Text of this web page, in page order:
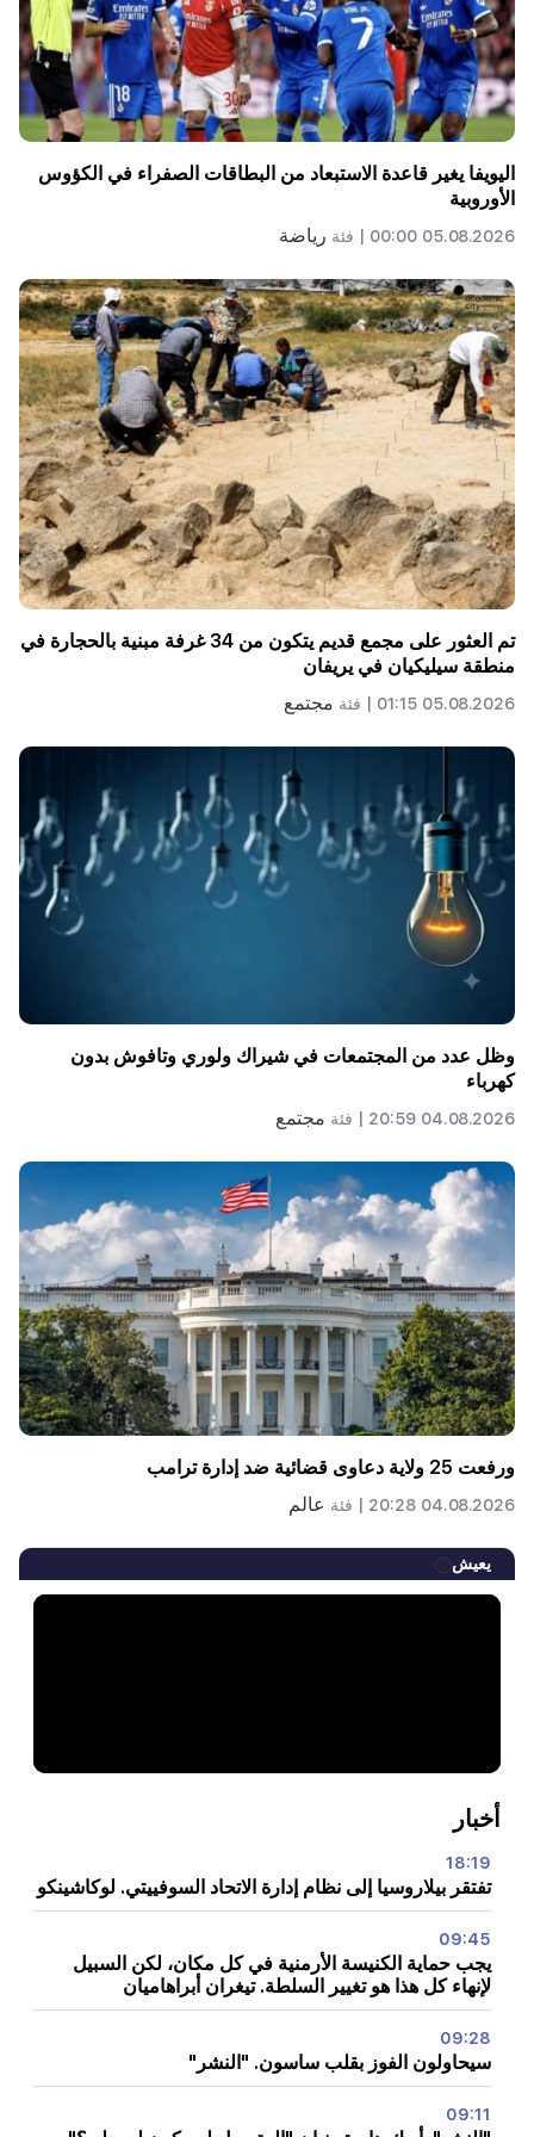
اليويفا يغير قاعدة الاستبعاد من البطاقات الصفراء في الكؤوس
الأوروبية
05.08.2026 00:00 | فئة رياضة
تم العثور على مجمع قديم يتكون من 34 غرفة مبنية بالحجارة في
منطقة سيليكيان في يريفان
05.08.2026 01:15 | فئة مجتمع
وظل عدد من المجتمعات في شيراك ولوري وتافوش بدون
كهرباء
04.08.2026 20:59 | فئة مجتمع
ورفعت 25 ولاية دعاوى قضائية ضد إدارة ترامب
04.08.2026 20:28 | فئة عالم
يعيش
أخبار
18:19
تفتقر بيلاروسيا إلى نظام إدارة الاتحاد السوفييتي. لوكاشينكو
09:45
يجب حماية الكنيسة الأرمنية في كل مكان، لكن السبيل
لإنهاء كل هذا هو تغيير السلطة. تيغران أبراهاميان
09:28
سيحاولون الفوز بقلب ساسون. "النشر"
09:11